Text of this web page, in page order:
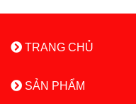
TRANG CHỦ
SẢN PHẨM